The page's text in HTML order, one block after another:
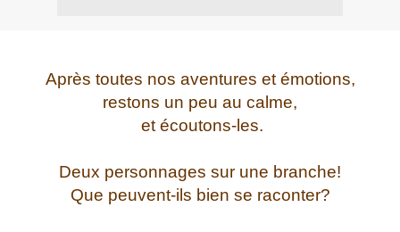
Après toutes nos aventures et émotions,
restons un peu au calme,
et écoutons-les.
Deux personnages sur une branche!
Que peuvent-ils bien se raconter?